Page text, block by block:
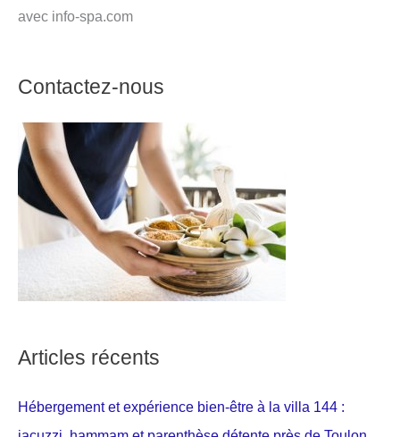
avec info-spa.com
Contactez-nous
Articles récents
Hébergement et expérience bien-être à la villa 144 :